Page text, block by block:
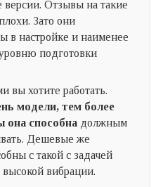
Отзывы на такие
Зато они
в настройке и наименее
подготовки
вы хотите работать.
модели, тем более
она способнадолжным
Дешевые же
с такой с задачей
высокой вибрации.